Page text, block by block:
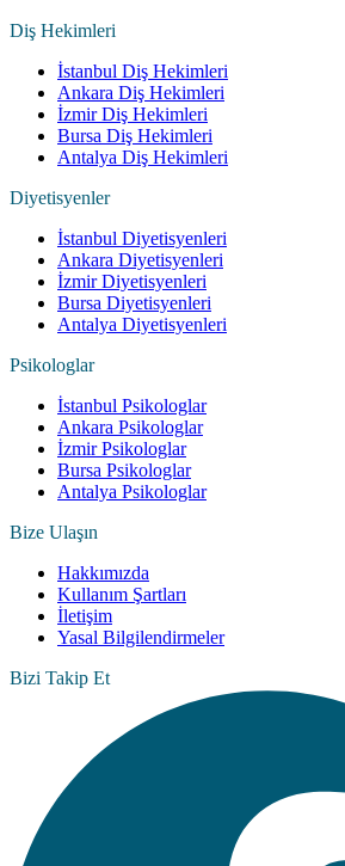
Diş Hekimleri
İstanbul Diş Hekimleri
Ankara Diş Hekimleri
İzmir Diş Hekimleri
Bursa Diş Hekimleri
Antalya Diş Hekimleri
Diyetisyenler
İstanbul Diyetisyenleri
Ankara Diyetisyenleri
İzmir Diyetisyenleri
Bursa Diyetisyenleri
Antalya Diyetisyenleri
Psikologlar
İstanbul Psikologlar
Ankara Psikologlar
İzmir Psikologlar
Bursa Psikologlar
Antalya Psikologlar
Bize Ulaşın
Hakkımızda
Kullanım Şartları
İletişim
Yasal Bilgilendirmeler
Bizi Takip Et